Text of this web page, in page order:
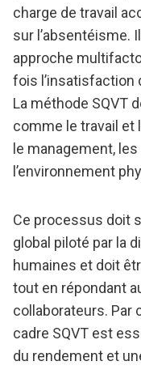
charge de travail
sur l’absentéisme.
approche
fois l’insatisfaction
La méthode SQVT
comme le travail et
le management,
l’environnement
Ce processus doit
global piloté par la
humaines et doit
tout en répondant
collaborateurs. Par
cadre SQVT est
du rendement et